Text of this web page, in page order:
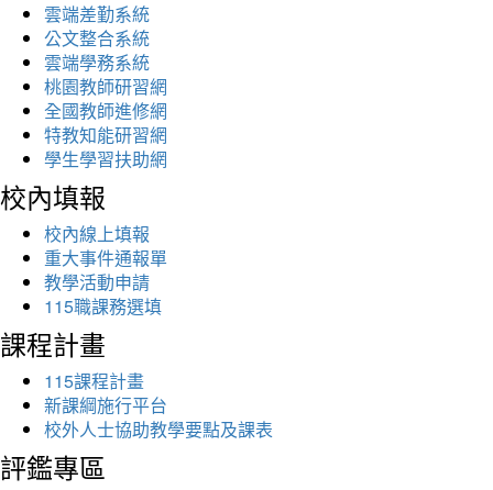
雲端差勤系統
公文整合系統
雲端學務系統
桃園教師研習網
全國教師進修網
特教知能研習網
學生學習扶助網
校內填報
校內線上填報
重大事件通報單
教學活動申請
115職課務選填
課程計畫
115課程計畫
新課綱施行平台
校外人士協助教學要點及課表
評鑑專區